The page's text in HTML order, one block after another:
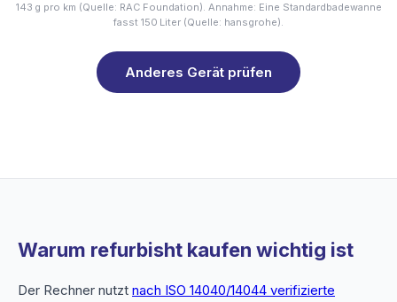
143 g pro km (Quelle: RAC Foundation). Annahme: Eine Standardbadewanne
fasst 150 Liter (Quelle: hansgrohe).
Anderes Gerät prüfen
Warum refurbisht kaufen wichtig ist
Der Rechner nutzt nach ISO 14040/14044 verifizierte